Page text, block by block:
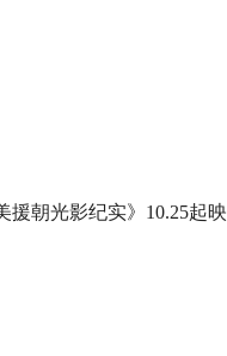
朝光影纪实》10.25起映